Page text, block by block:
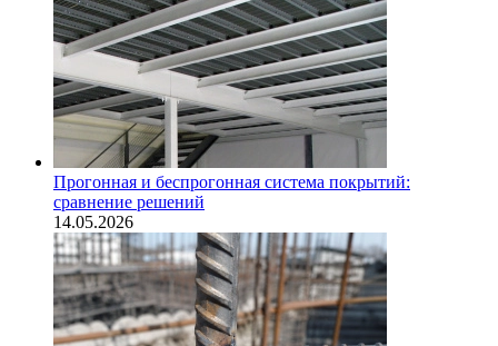
Прогонная и беспрогонная система покрытий:
сравнение решений
14.05.2026